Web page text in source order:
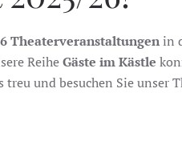
Theaterveranstaltungenin
ReiheGäste im Kästle
und besuchen Sie unser